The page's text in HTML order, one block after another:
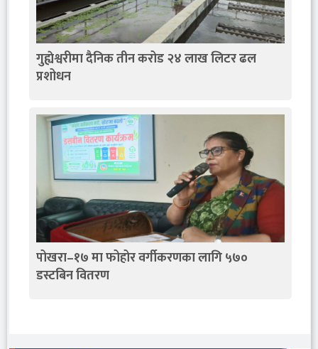
गुह्येश्वरीमा दैनिक तीन करोड २४ लाख लिटर ढल
प्रशोधन
पोखरा–१७ मा फोहोर वर्गीकरणका लागि ५७०
डस्टबिन वितरण